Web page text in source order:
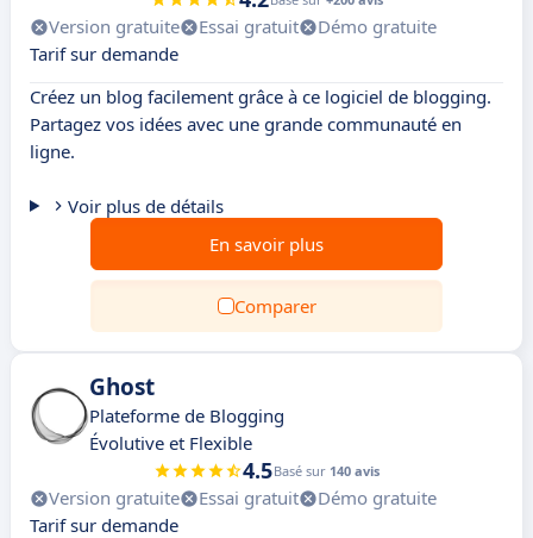
Version gratuite Essai gratuit
Démo gratuite
Tarif sur demande
Créez un blog facilement grâce à ce logiciel de blogging.
Partagez vos idées avec une grande communauté en
ligne.
Voir plus de détails
En savoir plus
Comparer
Ghost
Plateforme de Blogging
Évolutive et Flexible
4.5Basé sur 140 avis
Version gratuite Essai gratuit
Démo gratuite
Tarif sur demande